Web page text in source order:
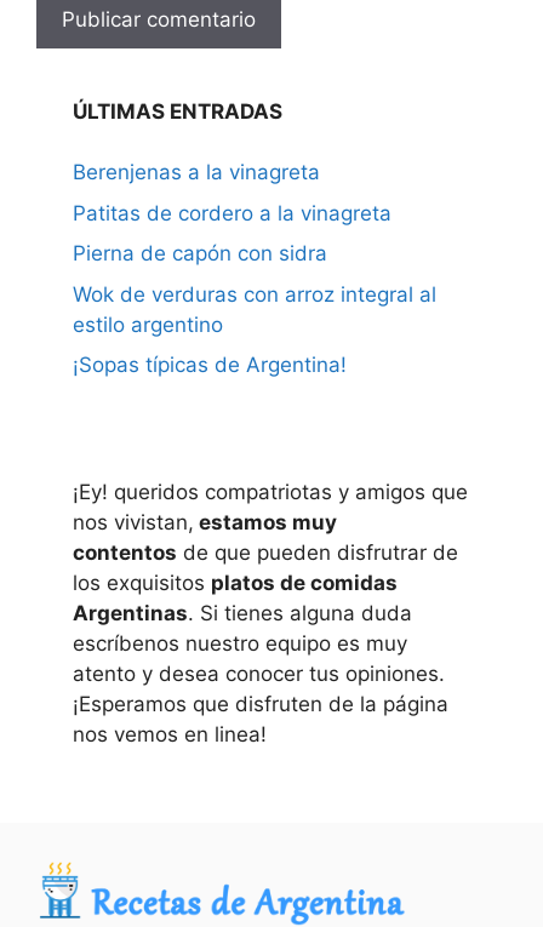
ÚLTIMAS ENTRADAS
Berenjenas a la vinagreta
Patitas de cordero a la vinagreta
Pierna de capón con sidra
Wok de verduras con arroz integral al
estilo argentino
¡Sopas típicas de Argentina!
¡Ey! queridos compatriotas y amigos que
nos vivistan, estamos muy
contentos de que pueden disfrutrar de
los exquisitos platos de comidas
Argentinas. Si tienes alguna duda
escríbenos nuestro equipo es muy
atento y desea conocer tus opiniones.
¡Esperamos que disfruten de la página
nos vemos en linea!